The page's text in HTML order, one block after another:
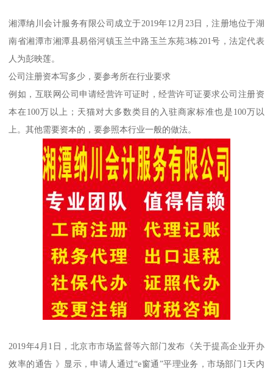
湘潭纳川会计服务有限公司成立于2019年12月23日，注册地位于湖
南省湘潭市湘潭县易俗河镇玉兰中路玉兰东苑3栋201号，法定代表
人为彭映莲。
公司注册资本写多少，要参考所在行业要求
例如，互联网公司申请经营许可证时，经营许可证要求公司注册资
本在100万以上；天猫对大多数类目的入驻商家标准也是100万以
上。其他需要资本的，要参照本行业一般的做法。
2019年4月1日，北京市市场监督等六部门发布《关于提高企业开办
效率的通告 》显示，申请人通过“e窗通”平理业务，市场部门1天内